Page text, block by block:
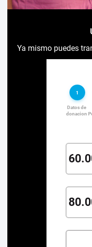
Ya mismo puedes